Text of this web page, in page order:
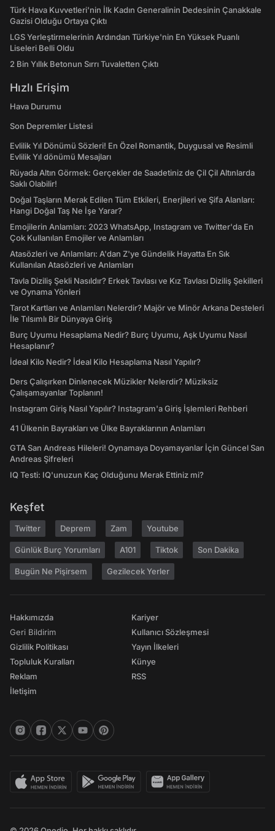
Türk Hava Kuvvetleri'nin İlk Kadın Generalinin Dedesinin Çanakkale
Gazisi Olduğu Ortaya Çıktı
LGS Yerleştirmelerinin Ardından Türkiye'nin En Yüksek Puanlı
Liseleri Belli Oldu
2 Bin Yıllık Betonun Sırrı Tuvaletten Çıktı
Hızlı Erişim
Hava Durumu
Son Depremler Listesi
Evlilik Yıl Dönümü Sözleri! En Özel Romantik, Duygusal ve Resimli
Evlilik Yıl dönümü Mesajları
Rüyada Altın Görmek: Gerçekler de Saadetiniz de Çil Çil Altınlarda
Saklı Olabilir!
Doğal Taşların Merak Edilen Tüm Etkileri, Enerjileri ve Şifa Alanları:
Hangi Doğal Taş Ne İşe Yarar?
Emojilerin Anlamları: 2023 WhatsApp, Instagram ve Twitter'da En
Çok Kullanılan Emojiler ve Anlamları
Atasözleri ve Anlamları: A'dan Z'ye Gündelik Hayatta En Sık
Kullanılan Atasözleri ve Anlamları
Tavla Diziliş Şekli Nasıldır? Erkek Tavlası ve Kız Tavlası Diziliş Şekilleri
ve Oynama Yönleri
Tarot Kartları ve Anlamları Nelerdir? Majör ve Minör Arkana Desteleri
İle Tılsımlı Bir Dünyaya Giriş
Burç Uyumu Hesaplama Nedir? Burç Uyumu, Aşk Uyumu Nasıl
Hesaplanır?
İdeal Kilo Nedir? İdeal Kilo Hesaplama Nasıl Yapılır?
Ders Çalışırken Dinlenecek Müzikler Nelerdir? Müziksiz
Çalışamayanlar Toplanın!
Instagram Giriş Nasıl Yapılır? Instagram'a Giriş İşlemleri Rehberi
41 Ülkenin Bayrakları ve Ülke Bayraklarının Anlamları
GTA San Andreas Hileleri! Oynamaya Doyamayanlar İçin Güncel San
Andreas Şifreleri
IQ Testi: IQ'unuzun Kaç Olduğunu Merak Ettiniz mi?
Keşfet
Twitter Deprem Zam Youtube
Günlük Burç Yorumları A101 Tiktok Son Dakika
Bugün Ne Pişirsem Gezilecek Yerler
Hakkımızda
Geri Bildirim
Gizlilik Politikası
Topluluk Kuralları
Reklam
İletişim
Kariyer
Kullanıcı Sözleşmesi
Yayın İlkeleri
Künye
RSS